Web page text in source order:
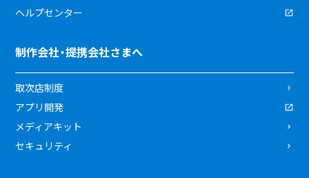
ヘルプセンター
制作会社・提携会社さまへ
取次店制度
アプリ開発
メディアキット
セキュリティ